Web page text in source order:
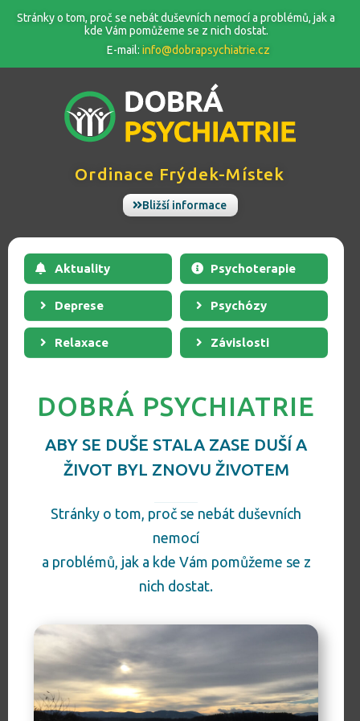
Stránky o tom, proč se nebát duševních nemocí a problémů, jak a
kde Vám pomůžeme se z nich dostat.
E-mail: info@dobrapsychiatrie.cz
Ordinace Frýdek-Místek
Bližší informace
DOBRÁ PSYCHIATRIE
ABY SE DUŠE STALA ZASE DUŠÍ A
ŽIVOT BYL ZNOVU ŽIVOTEM
Stránky o tom, proč se nebát duševních
nemocí
a problémů, jak a kde Vám pomůžeme se z
nich dostat.
Aktuality Psychoterapie
Deprese Psychózy
Relaxace Závislosti